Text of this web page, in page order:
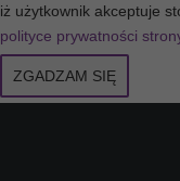
iż użytkownik akceptuje
polityce prywatności
ZGADZAM SIĘ